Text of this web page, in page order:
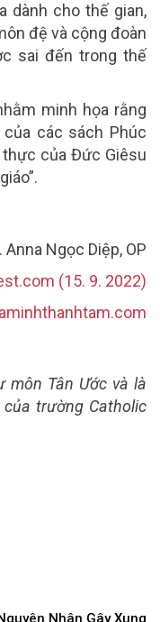
dành cho thế gian,
đệ và cộng đoàn
sai đến trong thế
minh họa rằng
các sách Phúc
của Đức Giêsu
Anna Ngọc Diệp, OP
(15. 9. 2022)
môn Tân Ước và là
trường Catholic
Nhân Gây Xung